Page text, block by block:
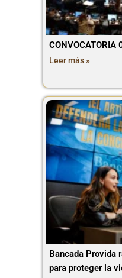
Leer más »
Bancada Provida
para proteger la